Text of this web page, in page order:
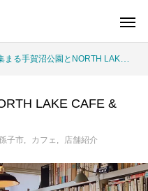
手賀沼公園とNORTH LAKE CAFE & BOOKSさん
LAKE CAFE &
子市 カフェ 店舗紹介